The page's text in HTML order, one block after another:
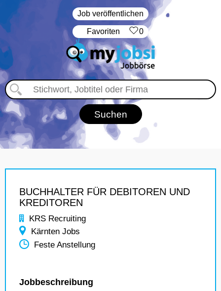
Job veröffentlichen
‏Favoriten 0
BUCHHALTER FÜR DEBITOREN UND
KREDITOREN
KRS Recruiting
Kärnten Jobs
Feste Anstellung
Jobbeschreibung